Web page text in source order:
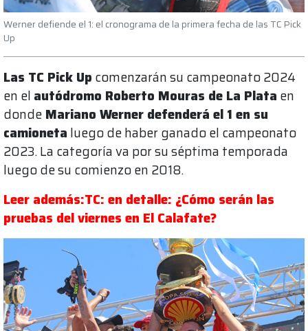
Werner defiende el 1: el cronograma de la primera fecha de las TC Pick
Up
Las TC Pick Up comenzarán su campeonato 2024
en el autódromo Roberto Mouras de La Plata en
donde Mariano Werner defenderá el 1 en su
camioneta luego de haber ganado el campeonato
2023. La categoría va por su séptima temporada
luego de su comienzo en 2018.
Leer además:TC: en detalle: ¿Cómo serán las
pruebas del viernes en El Calafate?